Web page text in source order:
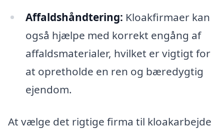
Affaldshåndtering: Kloakfirmaer kan
også hjælpe med korrekt engång af
affaldsmaterialer, hvilket er vigtigt for
at opretholde en ren og bæredygtig
ejendom.
At vælge det rigtige firma til kloakarbejde